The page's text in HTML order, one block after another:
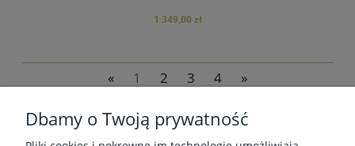
1 349,00 zł
do koszyka
« 1 2 3 4 »
Dbamy o Twoją prywatność